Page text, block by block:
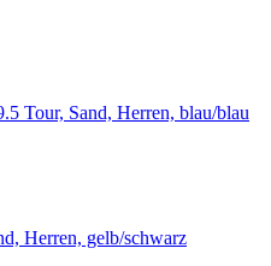
Tour, Sand, Herren, blau/blau
Herren, gelb/schwarz